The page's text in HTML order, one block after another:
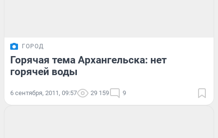
ГОРОД
Горячая тема Архангельска: нет
горячей воды
6 сентября, 2011, 09:57 29 159 9